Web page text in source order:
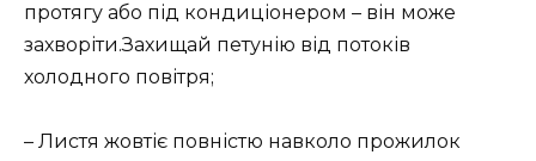
протягу або під кондиціонером – він може
захворіти.Захищай петунію від потоків
холодного повітря;
– Листя жовтіє повністю навколо прожилок